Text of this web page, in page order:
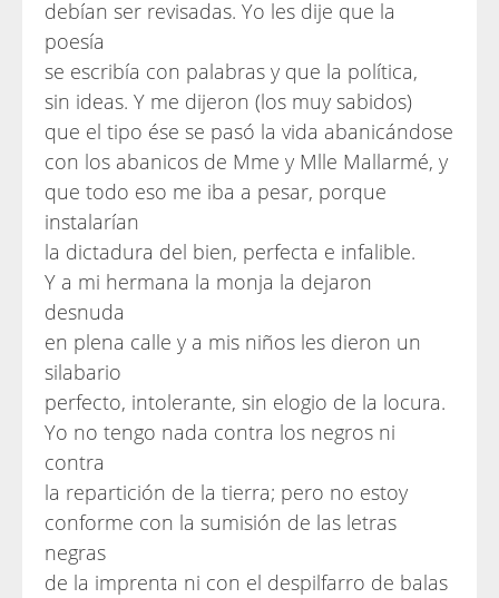
debían ser revisadas. Yo les dije que la
poesía
se escribía con palabras y que la política,
sin ideas. Y me dijeron (los muy sabidos)
que el tipo ése se pasó la vida abanicándose
con los abanicos de Mme y Mlle Mallarmé, y
que todo eso me iba a pesar, porque
instalarían
la dictadura del bien, perfecta e infalible.
Y a mi hermana la monja la dejaron
desnuda
en plena calle y a mis niños les dieron un
silabario
perfecto, intolerante, sin elogio de la locura.
Yo no tengo nada contra los negros ni
contra
la repartición de la tierra; pero no estoy
conforme con la sumisión de las letras
negras
de la imprenta ni con el despilfarro de balas